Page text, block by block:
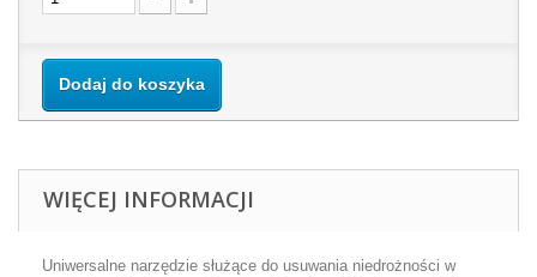
Dodaj do koszyka
WIĘCEJ INFORMACJI
Uniwersalne narzędzie służące do usuwania niedrożności w